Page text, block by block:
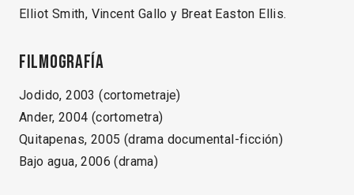
Elliot Smith, Vincent Gallo y Breat Easton Ellis.
Filmografía
Jodido, 2003 (cortometraje)
Ander, 2004 (cortometra)
Quitapenas, 2005 (drama documental-ficción)
Bajo agua, 2006 (drama)